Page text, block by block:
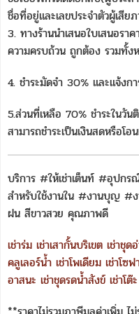
ชื่อที่อยู่และเลขประจำตัวผู้เสีย
3. ทางร้านนำเสนอใบเสนอร
ความครบถ้วน ถูกต้อง รวมทั้ง
4. ชำระมัดจำ 30% และแจ้งกา
5.ส่วนที่เหลือ 70% ชำระในวั
สามารถชำระเป็นเงินสดหรือโอ
บริการ #ให้เช่าเต็นท์ #อุปกร
สำหรับใช้งานใน #งานบุญ #
ฝน สีขาวสวย คุณภาพดี
เช่าร่ม เช่าเสากั้นบริเขต เช่าชุด
คลูเลอร์น้ำ เช่าโพเดียม เช่าโซฟ
อาสนะ เช่าชุดรดน้ำสังข์ เช่าโต๊ะ